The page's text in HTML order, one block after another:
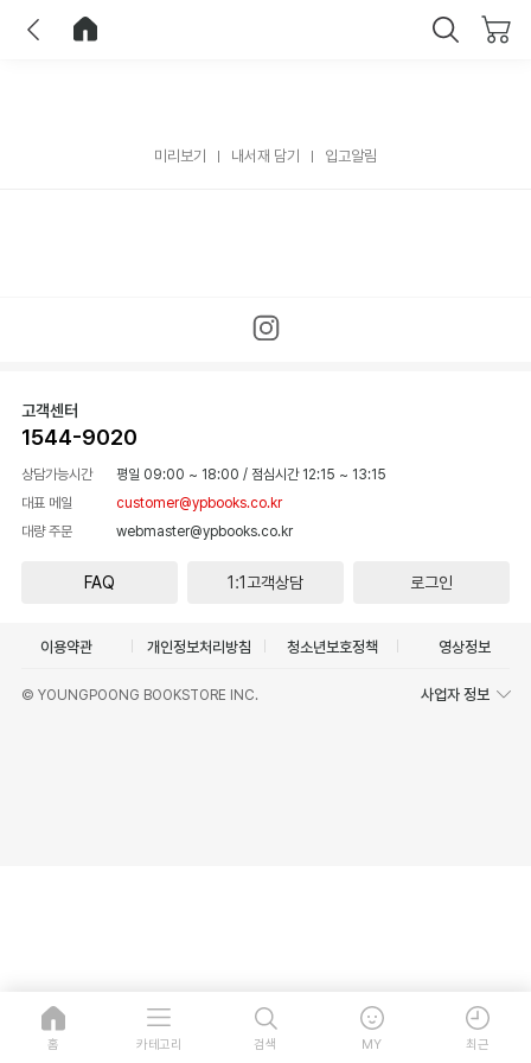
미리보기 내서재 담기 입고알림
고객센터
1544-9020
상담가능시간 평일 09:00 ~ 18:00 / 점심시간 12:15 ~ 13:15
대표 메일
customer@ypbooks.co.kr
대량 주문
webmaster@ypbooks.co.kr
FAQ 1:1고객상담 로그인
이용약관 개인정보처리방침 청소년보호정책 영상정보
© YOUNGPOONG BOOKSTORE INC. 사업자 정보
홈 카테고리 검색 MY 최근